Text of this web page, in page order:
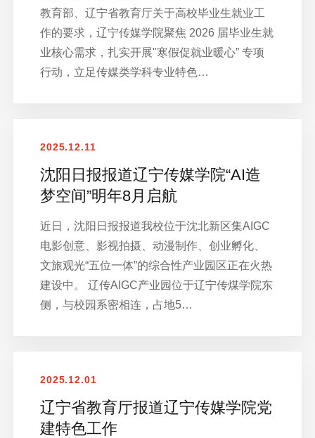
教育部、辽宁省教育厅关于高校毕业生就业工
作的要求，辽宁传媒学院聚焦 2026 届毕业生就
业核心需求，扎实开展"寒假促就业暖心” 专项
行动，立足传媒类学科专业特色…
2025.12.11
沈阳日报报道辽宁传媒学院“AI造
梦空间”明年8月启航
近日，沈阳日报报道我校位于沈北新区集AIGC
电影创意、影视拍摄、动漫制作、创业孵化、
文旅观光“五位一体”的综合性产业园区正在火热
建设中。 辽传AIGC产业园位于辽宁传煤学院东
侧，与校园系密相连，占地5…
2025.12.01
辽宁省教育厅报道辽宁传媒学院党
建特色工作